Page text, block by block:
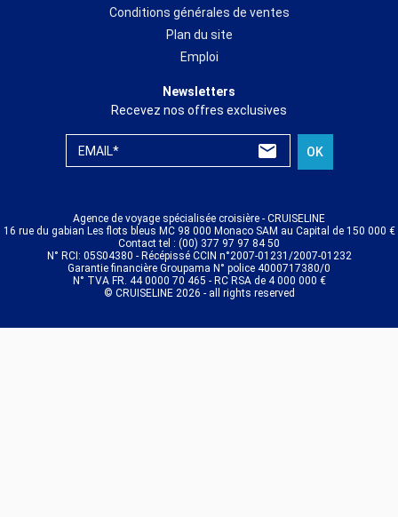
Conditions générales de ventes
Plan du site
Emploi
Newsletters
Recevez nos offres exclusives
EMAIL* OK
Agence de voyage spécialisée croisière - CRUISELINE
16 rue du gabian Les flots bleus MC 98 000 Monaco SAM au Capital de 150 000 €
Contact tel : (00) 377 97 97 84 50
N° RCI: 05S04380 - Récépissé CCIN n°2007-01231/2007-01232
Garantie financière Groupama N° police 4000717380/0
N° TVA FR. 44 0000 70 465 - RC RSA de 4 000 000 €
© CRUISELINE 2026 - all rights reserved